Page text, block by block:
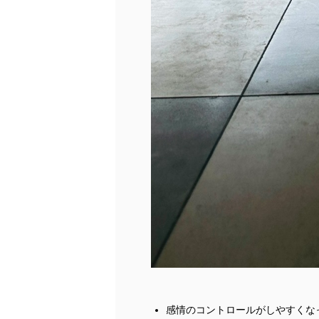
感情のコントロールがしやすくな